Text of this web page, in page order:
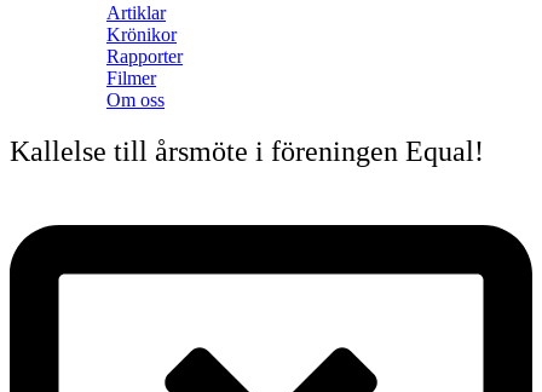
Artiklar
Krönikor
Rapporter
Filmer
Om oss
Kallelse till årsmöte i föreningen Equal!